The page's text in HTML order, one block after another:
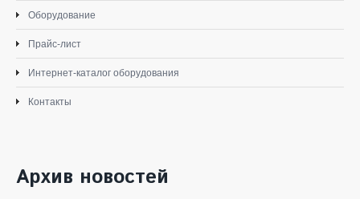
Оборудование
Прайс-лист
Интернет-каталог оборудования
Контакты
Архив новостей